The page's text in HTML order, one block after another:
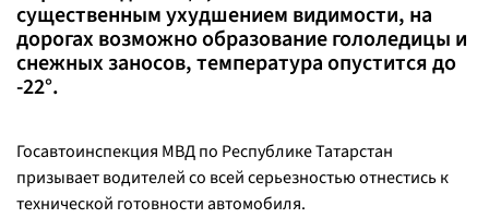
существенным ухудшением видимости, на
дорогах возможно образование гололедицы и
снежных заносов, температура опустится до
-22°.
Госавтоинспекция МВД по Республике Татарстан
призывает водителей со всей серьезностью отнестись к
технической готовности автомобиля.